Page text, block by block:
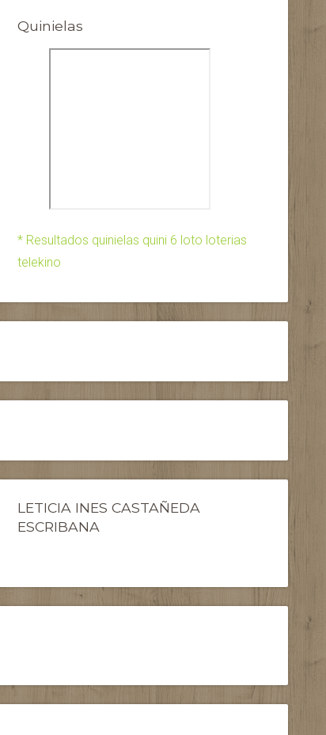
Quinielas
* Resultados quinielas quini 6 loto loterias
telekino
LETICIA INES CASTAÑEDA
ESCRIBANA